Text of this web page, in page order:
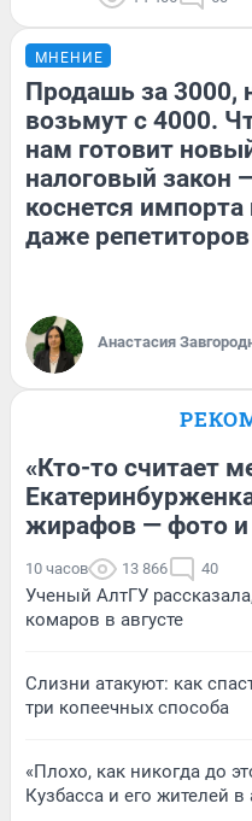
МНЕНИЕ
Продашь за 3000,
возьмут с 4000.
нам готовит
налоговый закон
коснется импорта
даже репетиторов
Анастасия
«Кто-то считает
жирафов — фото и
10 часов 13 866 40
Ученый АлтГУ
комаров в августе
Слизни атакуют: как
три копеечных способа
«Плохо, как никогда до
Кузбасса и его жителей в